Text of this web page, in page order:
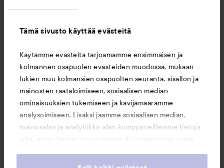
Tämä sivusto käyttää evästeitä
Käytämme evästeitä tarjoamamme ensimmäisen ja
kolmannen osapuolen evästeiden muodossa, mukaan
lukien muu kolmansien osapuolten seuranta, sisällön ja
mainosten räätälöimiseen, sosiaalisen median
ominaisuuksien tukemiseen ja kävijämäärämme
analysoimiseen. Lisäksi jaamme sosiaalisen median,
mainosalan ja analytiikka-alan kumppaneillemme tietoja
heille tai joita on kerätty, kun olet käyttänyt heidän
Asiakaspalvelu
Tietoja
Saattaisit myös tykätä